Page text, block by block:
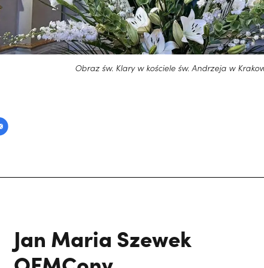
Obraz św. Klary w kościele św. Andrzeja w
Jan Maria Szewek